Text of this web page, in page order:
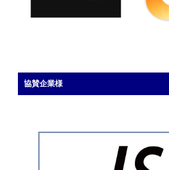
協賛企業様